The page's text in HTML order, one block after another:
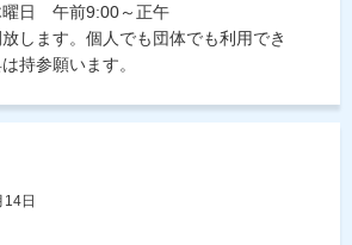
曜日 午前9:00～正午
します。個人でも団体でも利用でき
持参願います。
日